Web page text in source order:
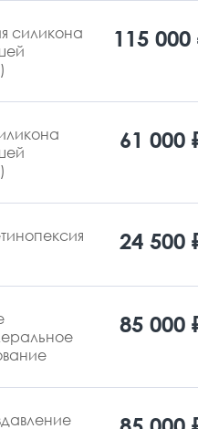
силикона
115 000
61 000
24 500
85 000